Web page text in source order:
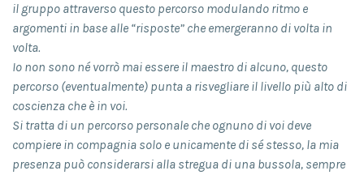
il gruppo attraverso questo percorso modulando ritmo e
argomenti in base alle “risposte” che emergeranno di volta in
volta.
Io non sono né vorrò mai essere il maestro di alcuno, questo
percorso (eventualmente) punta a risvegliare il livello più alto di
coscienza che è in voi.
Si tratta di un percorso personale che ognuno di voi deve
compiere in compagnia solo e unicamente di sé stesso, la mia
presenza può considerarsi alla stregua di una bussola, sempre